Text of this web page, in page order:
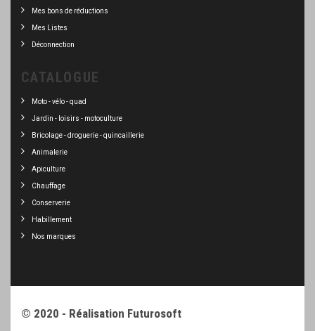
Mes bons de réductions
Mes Listes
Déconnection
CATALOGUE
Moto - vélo - quad
Jardin - loisirs - motoculture
Bricolage - droguerie - quincaillerie
Animalerie
Apiculture
Chauffage
Conserverie
Habillement
Nos marques
© 2020 - Réalisation Futurosoft